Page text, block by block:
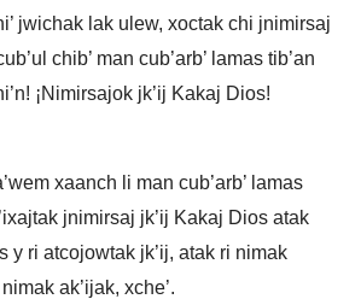
jwichak lak ulew, xoctak chi jnimirsaj
chib’ man cub’arb’ lamas tib’an
¡Nimirsajok jk’ij Kakaj Dios!
xaanch li man cub’arb’ lamas
jnimirsaj jk’ij Kakaj Dios atak
y ri atcojowtak jk’ij, atak ri nimak
ak’ijak, xche’.